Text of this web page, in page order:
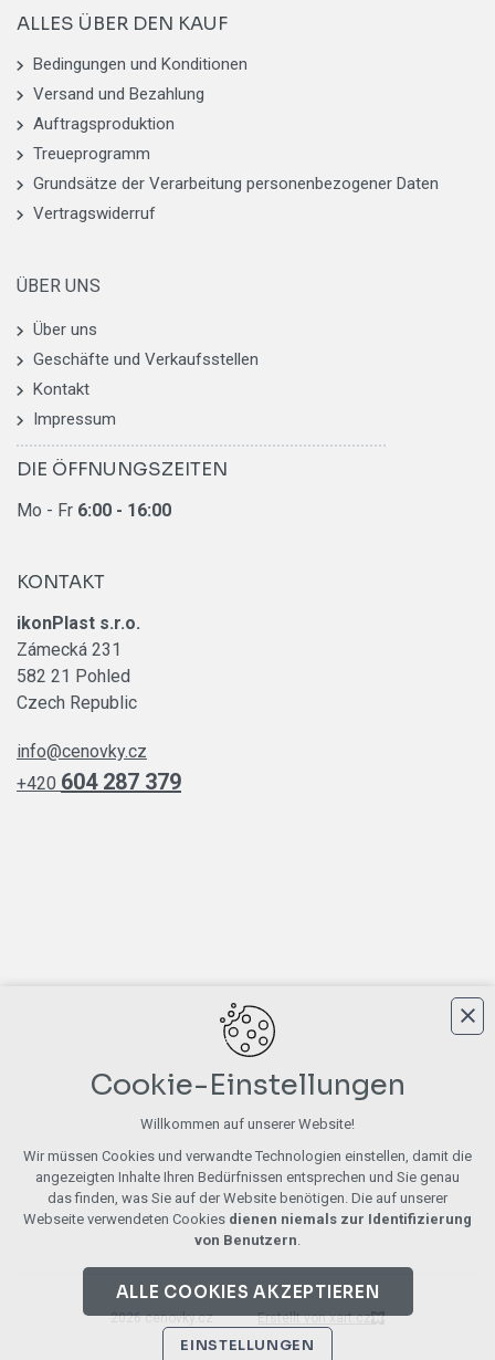
ALLES ÜBER DEN KAUF
Bedingungen und Konditionen
Versand und Bezahlung
Auftragsproduktion
Treueprogramm
Grundsätze der Verarbeitung personenbezogener Daten
Vertragswiderruf
ÜBER UNS
Über uns
Geschäfte und Verkaufsstellen
Kontakt
Impressum
DIE ÖFFNUNGSZEITEN
Mo - Fr 6:00 - 16:00
KONTAKT
ikonPlast s.r.o.
Zámecká 231
582 21 Pohled
Czech Republic
info@cenovky.cz
+420 604 287 379
2026 cenovky.cz Erstellt von xart.cz
Cookie-Einstellungen
Willkommen auf unserer Website!
Wir müssen Cookies und verwandte Technologien einstellen, damit die
angezeigten Inhalte Ihren Bedürfnissen entsprechen und Sie genau
das finden, was Sie auf der Website benötigen. Die auf unserer
Webseite verwendeten Cookies dienen niemals zur Identifizierung
von Benutzern.
ALLE COOKIES AKZEPTIEREN
EINSTELLUNGEN